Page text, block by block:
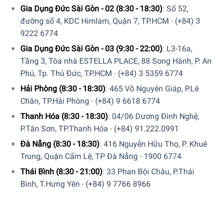
Khay nướng chữ nhật gốm Peugeot Appolia sở hữu
lần lượt với chiều dài tính cả tay cầm lần lượt là 22 cm
(0,85 L),25 cm
(5,2 L), đa dạng lựa chọn, linh hoạt đáp ứng nhu cầu
sử dụng của cả những người độc thân lẫn các gia đình
thành viên .
Gia Dụng Đức Sài Gòn - 02 (8:30 - 18:30): Số 52,
đường số 4, KDC Himlam, Quận 7, TP.HCM - (+84) 3
9222 6774
Gia Dụng Đức Sài Gòn - 03 (9:30 - 22:00): L3-16a,
Tầng 3, Tòa nhà ESTELLA PLACE, 88 Song Hành, P. An
Phú, Tp. Thủ Đức, TP.HCM - (+84) 3 5359 6774
Hải Phòng (8:30 - 18:30): 465 Võ Nguyên Giáp, P.Lê
Chân, TP.Hải Phòng - (+84) 9 6618 6774
Thanh Hóa (8:30 - 18:30): 04/06 Dương Đình Nghệ,
P.Tân Sơn, TP.Thanh Hóa - (+84) 91.222.0991
Đà Nẵng (8:30 - 18:30): 416 Nguyễn Hữu Thọ, P. Khuê
Trung, Quận Cẩm Lệ, TP Đà Nẵng - 1900 6774
Thái Bình (8:30 - 21:00): 33 Phan Bội Châu, P.Thái
Bình, T.Hưng Yên - (+84) 9 7766 8966